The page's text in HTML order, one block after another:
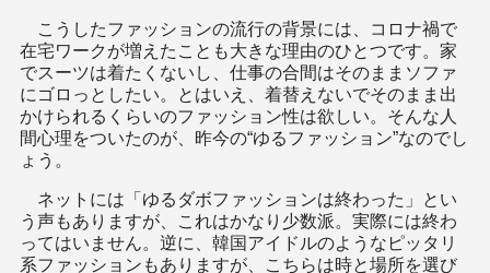
こうしたファッションの流行の背景には、コロナ禍で
在宅ワークが増えたことも大きな理由のひとつです。家
でスーツは着たくないし、仕事の合間はそのままソファ
にゴロっとしたい。とはいえ、着替えないでそのまま出
かけられるくらいのファッション性は欲しい。そんな人
間心理をついたのが、昨今の“ゆるファッション”なのでし
ょう。
ネットには「ゆるダボファッションは終わった」とい
う声もありますが、これはかなり少数派。実際には終わ
ってはいません。逆に、韓国アイドルのようなピッタリ
系ファッションもありますが、こちらは時と場所を選び